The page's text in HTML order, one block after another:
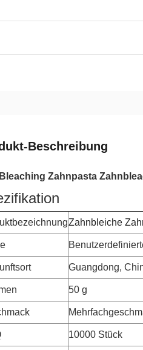
Beschreibung
Bleaching Zahnpasta
Zahnbleiche
Guangdong,
50 g
10000 Stück